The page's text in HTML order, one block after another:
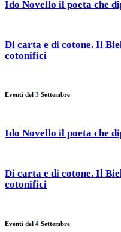
Ido Novello il poeta che
Di carta e di cotone. Il
cotonifici
Eventi del 3 Settembre
Ido Novello il poeta che
Di carta e di cotone. Il
cotonifici
Eventi del 4 Settembre